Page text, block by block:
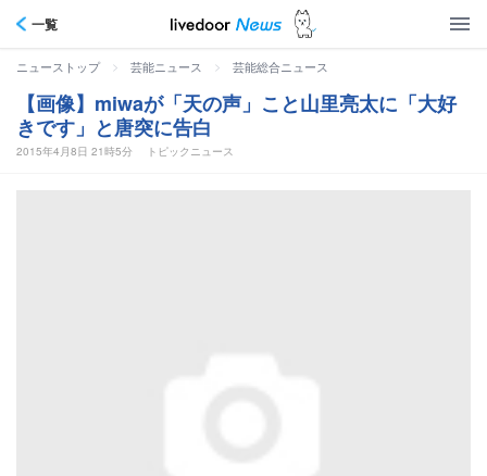
一覧
ニューストップ > 芸能ニュース > 芸能総合ニュース
【画像】miwaが「天の声」こと山里亮太に「大好
きです」と唐突に告白
2015年4月8日 21時5分 トピックニュース